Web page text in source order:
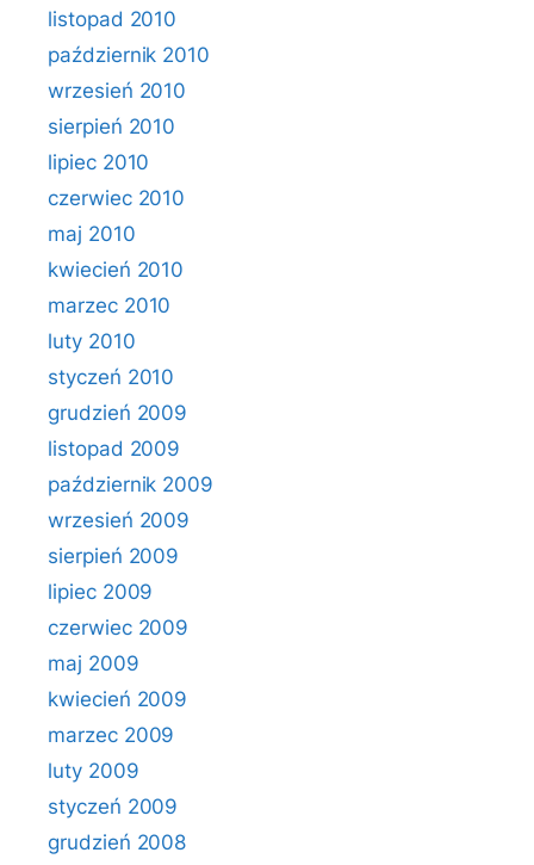
listopad 2010
październik 2010
wrzesień 2010
sierpień 2010
lipiec 2010
czerwiec 2010
maj 2010
kwiecień 2010
marzec 2010
luty 2010
styczeń 2010
grudzień 2009
listopad 2009
październik 2009
wrzesień 2009
sierpień 2009
lipiec 2009
czerwiec 2009
maj 2009
kwiecień 2009
marzec 2009
luty 2009
styczeń 2009
grudzień 2008